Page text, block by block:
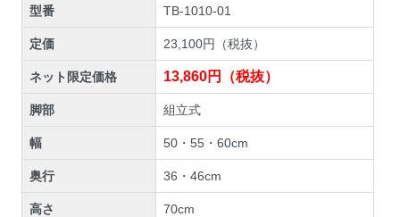
型番 TB-1010-01
定価 23,100円（税抜）
ネット限定価格 13,860円（税抜）
脚部 組立式
幅 50・55・60cm
奥行 36・46cm
高さ 70cm